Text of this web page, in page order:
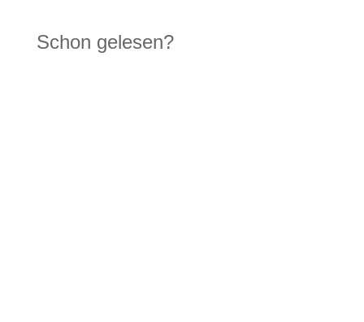
Schon gelesen?